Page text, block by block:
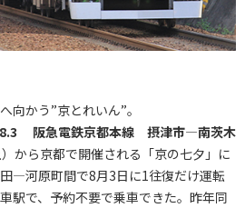
向かう”京とれいん”。
阪急電鉄京都本線 摂津市―南茨木
から京都で開催される「京の七夕」に
―河原町間で8月3日に1往復だけ運転
駅で、予約不要で乗車できた。昨年同